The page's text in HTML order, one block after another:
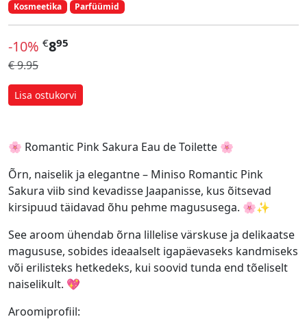
Kosmeetika Parfüümid
-10% €895
€ 9.95
Lisa ostukorvi
🌸 Romantic Pink Sakura Eau de Toilette 🌸
Õrn, naiselik ja elegantne – Miniso Romantic Pink
Sakura viib sind kevadisse Jaapanisse, kus õitsevad
kirsipuud täidavad õhu pehme magususega. 🌸✨
See aroom ühendab õrna lillelise värskuse ja delikaatse
magususe, sobides ideaalselt igapäevaseks kandmiseks
või erilisteks hetkedeks, kui soovid tunda end tõeliselt
naiselikult. 💖
Aroomiprofiil: